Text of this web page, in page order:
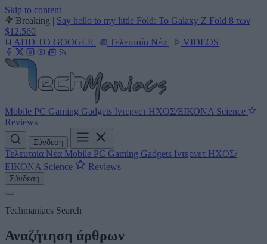
Skip to content
Breaking | Say hello to my little Fold: Το Galaxy Z Fold 8 των
$12.560
ADD TO GOOGLE | Τελευταία Νέα | VIDEOS
Mobile PC Gaming Gadgets Ιντερνετ ΗΧΟΣ/ΕΙΚΟΝΑ Science
Reviews
Σύνδεση
Τελευταία Νέα Mobile PC Gaming Gadgets Ιντερνετ ΗΧΟΣ/
ΕΙΚΟΝΑ Science Reviews
Σύνδεση
Techmaniacs Search
Αναζήτηση άρθρων